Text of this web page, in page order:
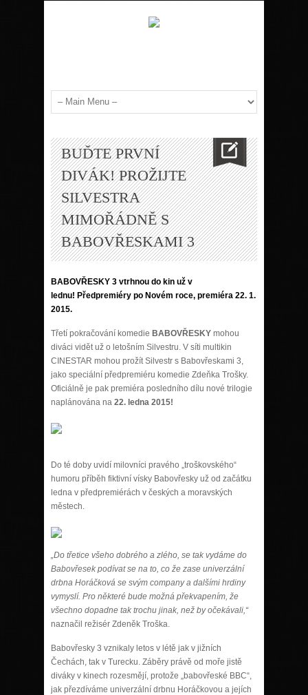
BUĎTE PRVNÍ
DIVÁK! PROŽIJTE
SILVESTRA
MIMOŘÁDNĚ S
BABOVŘESKAMI 3
BABOVŘESKY 3 vtrhnou do kin už v
lednu! Předpremiéry po Novém roce, premiéra 22. 1.
2015.
Třetí pokračování komedie BABOVŘESKY mohou
diváci vidět už o letošním Silvestru. V síti multikin
CINESTAR mohou prožít Silvestr s Babovřeskami 3,
jako speciální předpremiéru komedie Zdeňka Trošky.
Oficiálně je pak premiéra posledního dílu nové trilogie
naplánována na 22. ledna 2015!
Do té doby uvidí milovníci pravého „troškovského“
humoru příběh fiktivní vísky Babovřesky už od začátku
ledna v předpremiérách v českých a moravských
městech.
„Do třetice všeho dobrého a zlého, se tak vydáme do
Babovřesek podívat se na to, co že zase univerzální
drbna Horáčková se svým company a dalšími hrdiny
vymyslí. Pro některé bude možná překvapením, že
všechno dopadne tak trochu jinak, než by očekávali,“
naznačil režisér Zdeněk Troška.
Babovřesky 3 vznikaly letos v létě jak v jižních
Čechách, tak v Turecku. Záběry právě od moře jistě
diváky v kinech rozesmějí, protože „babovřeské BBC“,
jak přezdíváme univerzální drbnu Horáčkovou a jejích